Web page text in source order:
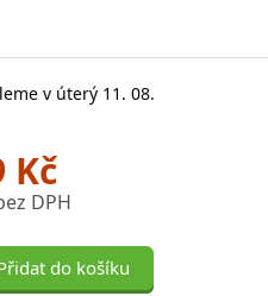
v úterý 11. 08.
Kč
DPH
do košíku